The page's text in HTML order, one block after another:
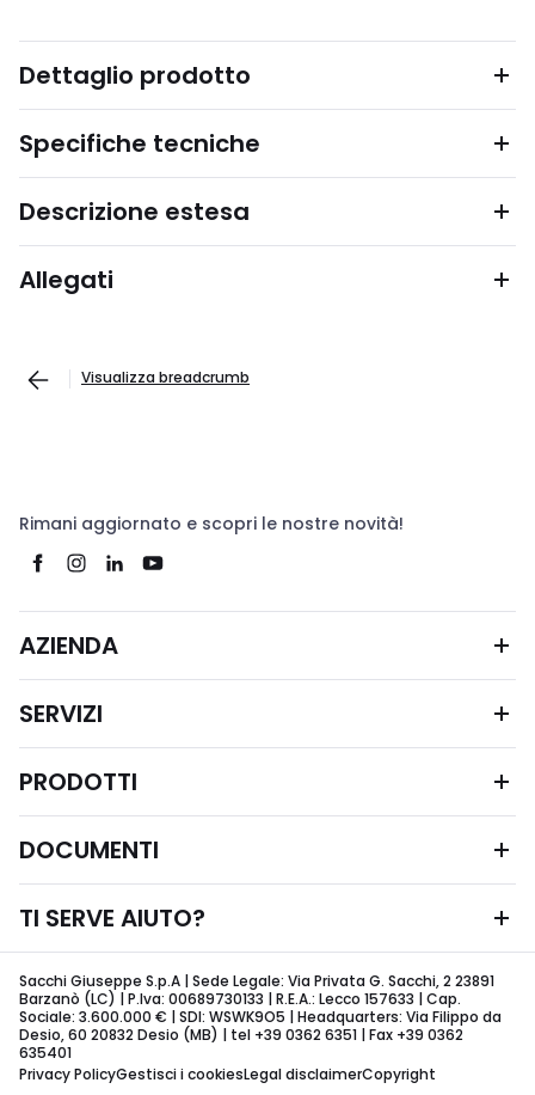
Dettaglio prodotto
Specifiche tecniche
Descrizione estesa
Allegati
Visualizza breadcrumb
Rimani aggiornato e scopri le nostre novità!
AZIENDA
SERVIZI
PRODOTTI
DOCUMENTI
TI SERVE AIUTO?
Sacchi Giuseppe S.p.A | Sede Legale: Via Privata G. Sacchi, 2 23891
Barzanò (LC) | P.Iva: 00689730133 | R.E.A.: Lecco 157633 | Cap.
Sociale: 3.600.000 € | SDI: WSWK9O5 | Headquarters: Via Filippo da
Desio, 60 20832 Desio (MB) | tel +39 0362 6351 | Fax +39 0362
635401
Privacy PolicyGestisci i cookiesLegal disclaimerCopyright